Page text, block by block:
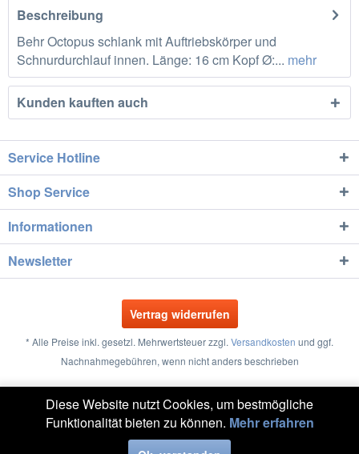
Beschreibung
Behr Octopus schlank mit Auftriebskörper und
Schnurdurchlauf innen. Länge: 16 cm Kopf Ø:... mehr
Kunden kauften auch
Service Hotline
Shop Service
Informationen
Newsletter
Vertrag widerrufen
* Alle Preise inkl. gesetzl. Mehrwertsteuer zzgl. Versandkosten und ggf.
Nachnahmegebühren, wenn nicht anders beschrieben
Versand und Zahlung
Widerrufsrecht Datenschutz
AGB
Impressum
Diese Website nutzt Cookies, um bestmögliche
Funktionalität bieten zu können. Mehr erfahren